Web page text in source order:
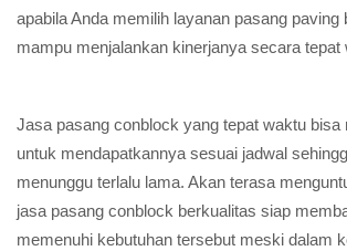
apabila Anda memilih layanan pasang paving
mampu menjalankan kinerjanya secara tepat
Jasa pasang conblock yang tepat waktu bisa
untuk mendapatkannya sesuai jadwal
menunggu terlalu lama. Akan terasa
jasa pasang conblock berkualitas siap
memenuhi kebutuhan tersebut meski dalam